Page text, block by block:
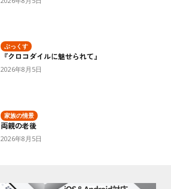
ぶっくす
『クロコダイルに魅せられて』
2026年8月5日
家族の情景
両親の老後
2026年8月5日